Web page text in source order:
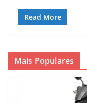
Read More
Mais Populares